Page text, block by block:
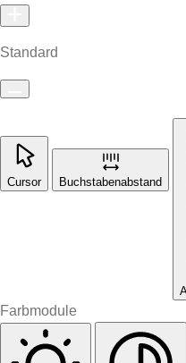
Standard
Cursor Buchstabenabstand
Farbmodule